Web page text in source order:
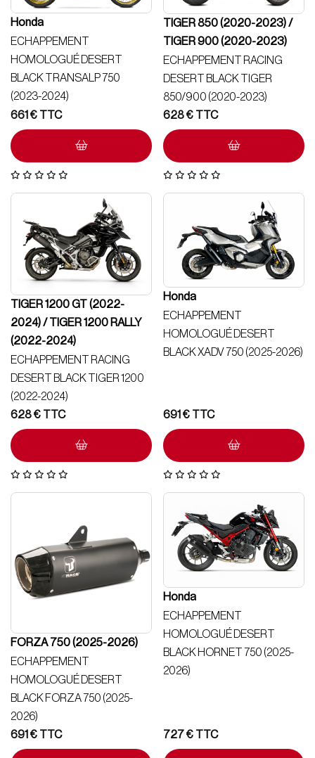
Honda
ECHAPPEMENT
HOMOLOGUÉ DESERT
BLACK TRANSALP 750
(2023-2024)
661 €
TIGER 850 (2020-2023) /
TIGER 900 (2020-2023)
ECHAPPEMENT RACING
DESERT BLACK TIGER
850/900 (2020-2023)
628€
TIGER 1200 GT (2022-
2024) / TIGER 1200 RALLY
(2022-2024)
ECHAPPEMENT RACING
DESERT BLACK TIGER 1200
(2022-2024)
628€
Honda
ECHAPPEMENT
HOMOLOGUÉ DESERT
BLACK XADV 750 (2025-2026)
691€
FORZA 750 (2025-2026)
ECHAPPEMENT
HOMOLOGUÉ DESERT
BLACK FORZA 750 (2025-
2026)
691€
Honda
ECHAPPEMENT
HOMOLOGUÉ DESERT
BLACK HORNET 750 (2025-
2026)
727€